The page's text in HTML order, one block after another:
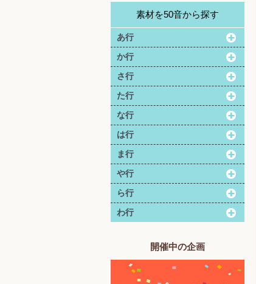
素材を50音から探す
あ行
か行
さ行
た行
な行
は行
ま行
や行
ら行
わ行
開催中の企画